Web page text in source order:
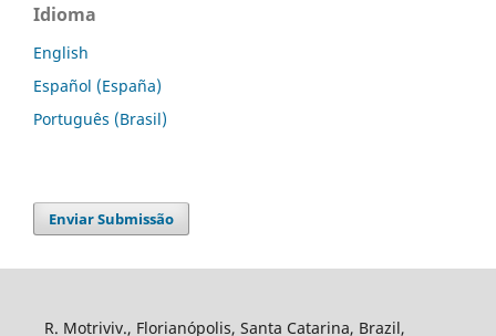
Idioma
English
Español (España)
Português (Brasil)
Enviar Submissão
R. Motriviv., Florianópolis, Santa Catarina, Brazil,